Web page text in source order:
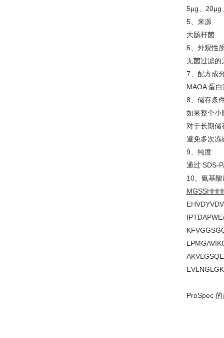
5μg、20μg
5、来源
大肠杆菌
6、外观性
无菌过滤的
7、配方成
MAOA 蛋
8、储存条
如果整个小
对于长期储
避免多次冻
9、纯度
通过 SDS-
10、氨基酸
ProSpec